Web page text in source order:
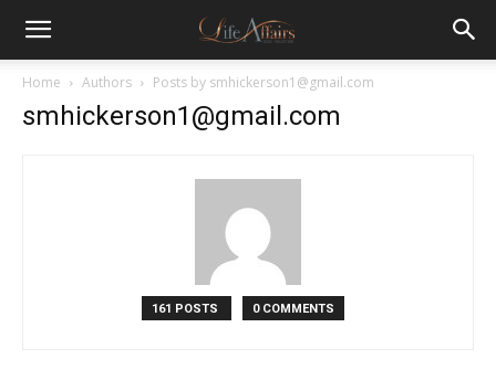
Home Authors Posts by smhickerson1@gmail.com
smhickerson1@gmail.com
161 POSTS 0 COMMENTS